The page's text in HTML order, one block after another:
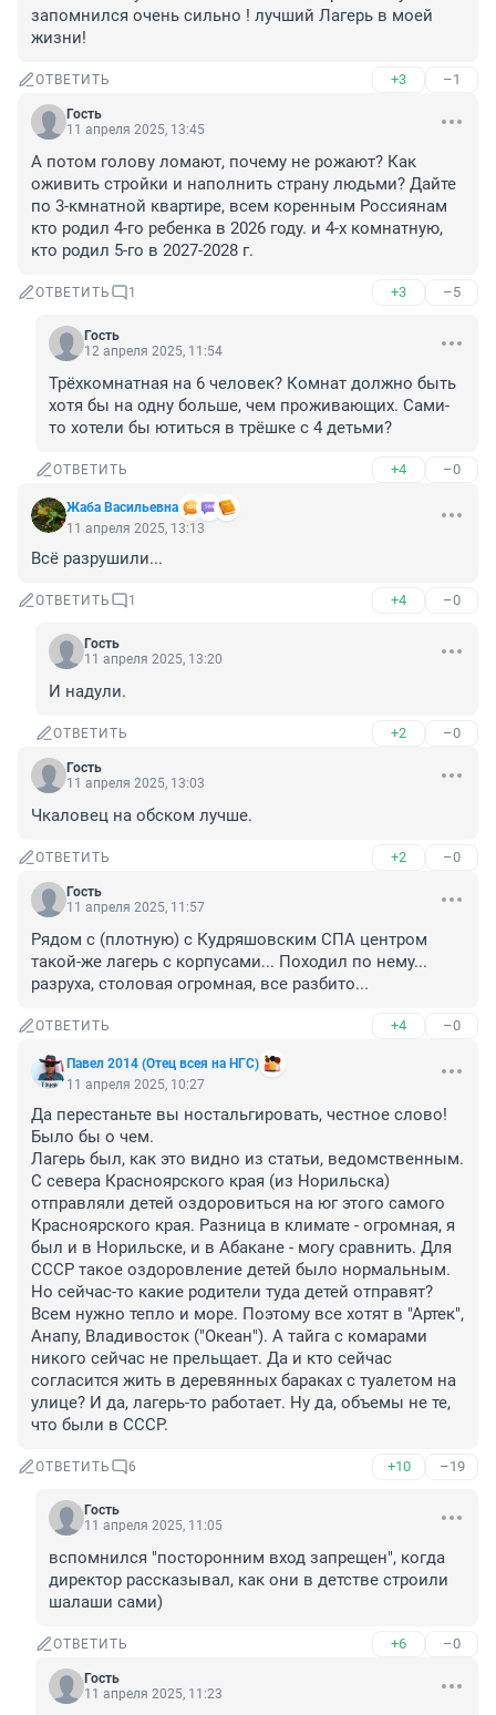
запомнился очень сильно ! лучший Лагерь в моей
жизни!
ОТВЕТИТЬ +3 –1
Гость
11 апреля 2025, 13:45
А потом голову ломают, почему не рожают? Как
оживить стройки и наполнить страну людьми? Дайте
по 3-кмнатной квартире, всем коренным Россиянам
кто родил 4-го ребенка в 2026 году. и 4-х комнатную,
кто родил 5-го в 2027-2028 г.
ОТВЕТИТЬ 1 +3 –5
Гость
12 апреля 2025, 11:54
Трёхкомнатная на 6 человек? Комнат должно быть
хотя бы на одну больше, чем проживающих. Сами-
то хотели бы ютиться в трёшке с 4 детьми?
ОТВЕТИТЬ +4 –0
Жаба Васильевна
11 апреля 2025, 13:13
Всё разрушили...
ОТВЕТИТЬ 1 +4 –0
Гость
11 апреля 2025, 13:20
И надули.
ОТВЕТИТЬ +2 –0
Гость
11 апреля 2025, 13:03
Чкаловец на обском лучше.
ОТВЕТИТЬ +2 –0
Гость
11 апреля 2025, 11:57
Рядом с (плотную) с Кудряшовским СПА центром
такой-же лагерь с корпусами... Походил по нему...
разруха, столовая огромная, все разбито...
ОТВЕТИТЬ +4 –0
Павел 2014 (Отец всея на НГС)
11 апреля 2025, 10:27
Да перестаньте вы ностальгировать, честное слово!
Было бы о чем.
Лагерь был, как это видно из статьи, ведомственным.
С севера Красноярского края (из Норильска)
отправляли детей оздоровиться на юг этого самого
Красноярского края. Разница в климате - огромная, я
был и в Норильске, и в Абакане - могу сравнить. Для
СССР такое оздоровление детей было нормальным.
Но сейчас-то какие родители туда детей отправят?
Всем нужно тепло и море. Поэтому все хотят в "Артек",
Анапу, Владивосток ("Океан"). А тайга с комарами
никого сейчас не прельщает. Да и кто сейчас
согласится жить в деревянных бараках с туалетом на
улице? И да, лагерь-то работает. Ну да, объемы не те,
что были в СССР.
ОТВЕТИТЬ 6 +10 –19
Гость
11 апреля 2025, 11:05
вспомнился "посторонним вход запрещен", когда
директор рассказывал, как они в детстве строили
шалаши сами)
ОТВЕТИТЬ +6 –0
Гость
11 апреля 2025, 11:23